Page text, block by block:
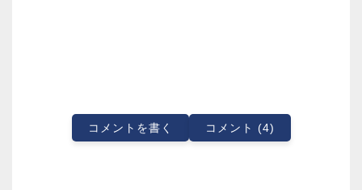
コメントを書く コメント (4)